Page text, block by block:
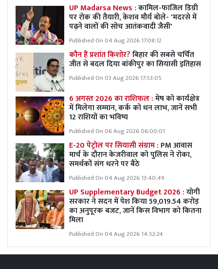
UP Madarsa News :कामिल-फाजिल डिग्री
पर रोक की तैयारी, केशव मौर्य बोले- 'मदरसे में
पढ़ने वालों की सोच आतंकवादी जैसी'
Published On 04 Aug 2026 17:08:12
कौन हैं प्रशांत किशोर?बिहार की सबसे चर्चित
जीत से बदल दिया बांकीपुर का सियासी इतिहास
Published On 03 Aug 2026 17:53:05
6 अगस्त 2026 का राशिफल :मेष को कार्यक्षेत्र
में मिलेगा सम्मान, कर्क को धन लाभ, जानें सभी
12 राशियों का भविष्य
Published On 06 Aug 2026 06:00:01
E-20 पेट्रोल पर सियासी संग्राम : PM आवास
मार्च के दौरान केजरीवाल को पुलिस ने रोका,
समर्थकों संग धरने पर बैठे
Published On 04 Aug 2026 13:40:49
UP Supplementary Budget 2026 :योगी
सरकार ने सदन में पेश किया 59,019.54 करोड़
का अनुपूरक बजट, जानें किस विभाग को कितना
मिला
Published On 04 Aug 2026 14:52:24